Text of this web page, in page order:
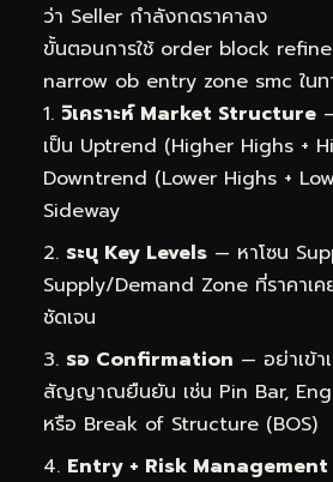
ว่า Seller กำลังกดราคาลง
ขั้นตอนการใช้ order block
narrow ob entry zone smc ใน
วิเคราะห์ Market Structure
เป็น Uptrend (Higher Highs +
Downtrend (Lower Highs +
Sideway
ระบุ Key Levels — หาโซน
Supply/Demand Zone ที่ราคาเ
ชัดเจน
รอ Confirmation — อย่าเข้า
สัญญาณยืนยัน เช่น Pin Bar,
หรือ Break of Structure (BOS)
Entry + Risk Management